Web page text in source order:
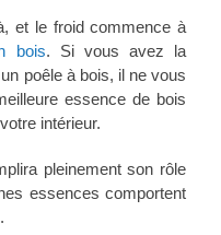
et le froid commence à
bois. Si vous avez la
poêle à bois, il ne vous
essence de bois
intérieur.
pleinement son rôle
essences comportent